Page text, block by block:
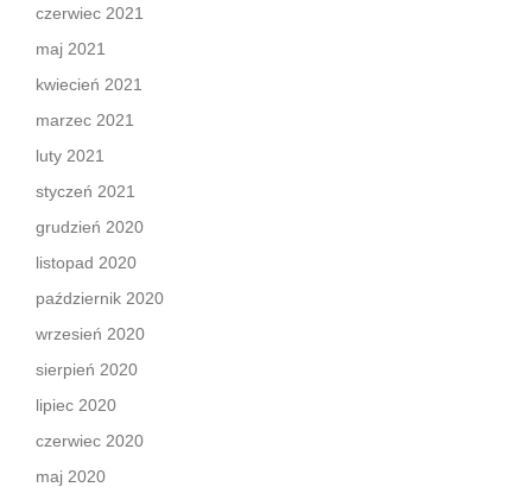
czerwiec 2021
maj 2021
kwiecień 2021
marzec 2021
luty 2021
styczeń 2021
grudzień 2020
listopad 2020
październik 2020
wrzesień 2020
sierpień 2020
lipiec 2020
czerwiec 2020
maj 2020